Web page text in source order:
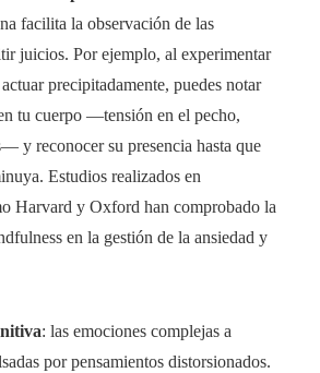
facilita la observación de las
juicios. Por ejemplo, al experimentar
precipitadamente, puedes notar
tu cuerpo —tensión en el pecho,
y reconocer su presencia hasta que
Estudios realizados en
Harvard y Oxford han comprobado la
en la gestión de la ansiedad y
: las emociones complejas a
por pensamientos distorsionados.